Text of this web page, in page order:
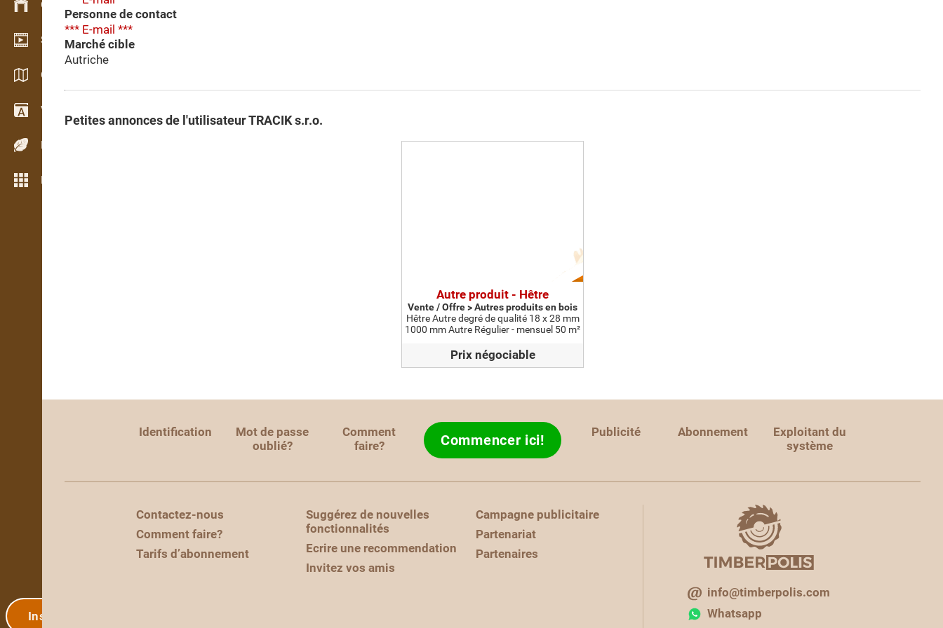
Gestion du stock
Schowroom vidéo
Catalogues / Brochures
Vocabulaire
Espèces de bois
Plus de fonctions
Inscription
Personne de contact
*** E-mail ***
Marché cible
Autriche
Petites annonces de l'utilisateur TRACIK s.r.o.
Autre produit - Hêtre
Vente / Offre > Autres produits en bois
Hêtre Autre degré de qualité 18 x 28 mm
1000 mm Autre Régulier - mensuel 50 m²
Prix négociable
Identification
Mot de passe
oublié?
Comment
faire?
Commencer ici! Publicité Abonnement
Exploitant du
système
Contactez-nous
Comment faire?
Tarifs d’abonnement
Suggérez de nouvelles
fonctionnalités
Ecrire une recommendation
Invitez vos amis
Campagne publicitaire
Partenariat
Partenaires
info@timberpolis.com
Whatsapp